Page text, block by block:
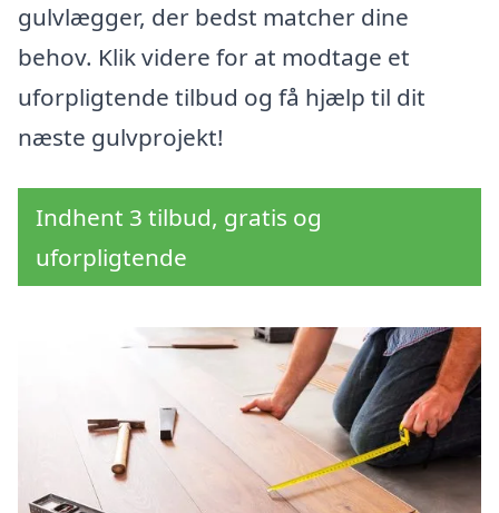
gulvlægger, der bedst matcher dine
behov. Klik videre for at modtage et
uforpligtende tilbud og få hjælp til dit
næste gulvprojekt!
Indhent 3 tilbud, gratis og
uforpligtende